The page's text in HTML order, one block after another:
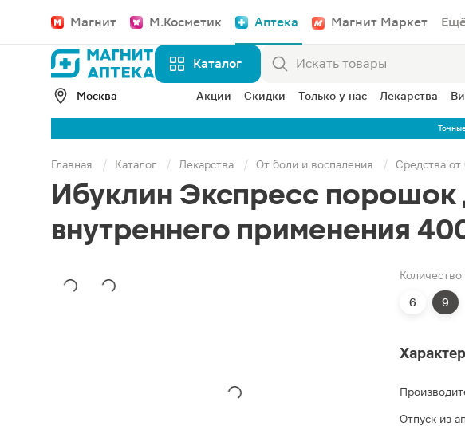
Магнит М.Косметик Аптека Магнит Маркет
Каталог
Москва Акции Скидки Только у нас Лекарства
Главная Каталог Лекарства От боли и воспаления Средства от
Ибуклин Экспресс порошок
внутреннего применения
6 9
Отпуск из